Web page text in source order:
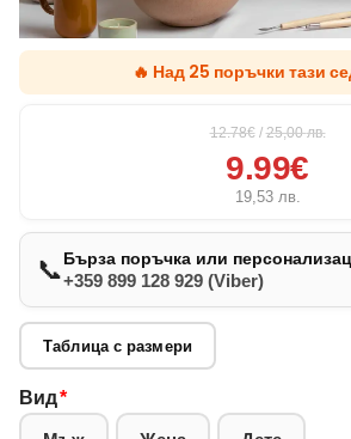
🔥 Над 25 поръчки тази
12.78€ / 25,00лв.
9.99€
19,53 лв.
📞Бърза поръчка или
+359 899 128 929 (Viber)
Таблица с размери
Вид*